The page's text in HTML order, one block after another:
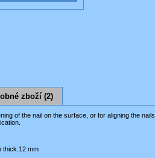
zboží (2)
of the nail on the surface, or for aligning the nails.
thick 12 mm